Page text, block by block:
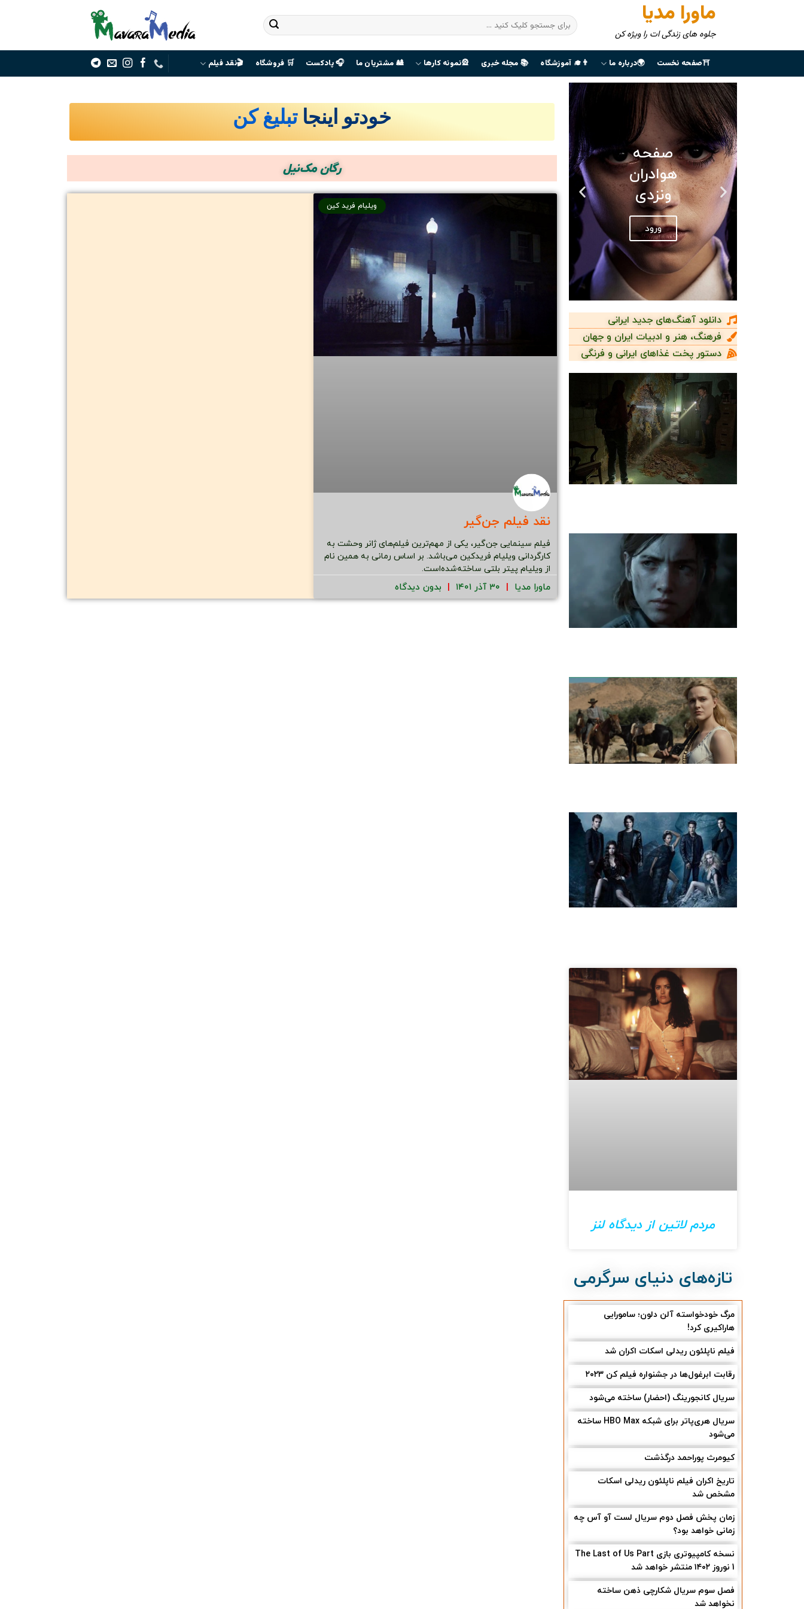
ماورا مدیا
جلوه های زندگی ات را ویژه کن
⛩صفحه نخست 🌍درباره ما 👨‍🎓 آموزشگاه 📚 مجله خبری 🎡نمونه کارها 🎎 مشتریان ما 🎧 پادکست 🛒 فروشگاه 🎬نقد فیلم
صفحه
هوادران
ونزدی
ورود
صفحه
هوادران
The Last
دانلود آهنگ‌های جدید ایرانی
فرهنگ، هنر و ادبیات ایران و جهان
دستور پخت غذاهای ایرانی و فرنگی
مردم لاتین از دیدگاه لنز
تازه‌های دنیای سرگرمی
مرگ خودخواسته آلن دلون؛ سامورایی
هاراکیری کرد!
فیلم ناپلئون ریدلی اسکات اکران شد
رقابت ابرغول‌ها در جشنواره فیلم کن ۲۰۲۳
سریال کانجورینگ (احضار) ساخته می‌شود
سریال هری‌پاتر برای شبکه HBO Max ساخته
می‌شود
کیومرث پوراحمد درگذشت
تاریخ اکران فیلم ناپلئون ریدلی اسکات
مشخص شد
زمان پخش فصل دوم سریال لست آو آس چه
زمانی خواهد بود؟
نسخه کامپیوتری بازی The Last of Us Part
1 نوروز ۱۴۰۲ منتشر خواهد شد
فصل سوم سریال شکارچی ذهن ساخته
نخواهد شد
خودتو اینجا تبلیغ کن
رگان مک‌نیل
ویلیام فرید کین
نقد فیلم جن‌گیر
فیلم سینمایی جن‌گیر، یکی از مهم‌ترین فیلم‌های ژانر وحشت به
کارگردانی ویلیام فریدکین می‌باشد. بر اساس رمانی به همین نام
از ویلیام پیتر بلتی ساخته‌شده‌است.
ماورا مدیا بدون دیدگاه